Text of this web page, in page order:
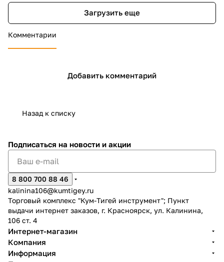
Загрузить еще
Комментарии
Добавить комментарий
Назад к списку
Подписаться на новости и акции
8 800 700 88 46
kalinina106@kumtigey.ru
Торговый комплекс "Кум-Тигей инструмент"; Пункт
выдачи интернет заказов, г. Красноярск, ул. Калинина,
106 ст. 4
Интернет-магазин
Компания
Информация